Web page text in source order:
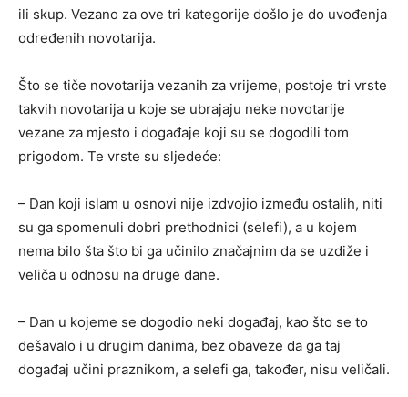
ili skup. Vezano za ove tri kategorije došlo je do uvođenja
određenih novotarija.
Što se tiče novotarija vezanih za vrijeme, postoje tri vrste
takvih novotarija u koje se ubrajaju neke novotarije
vezane za mjesto i događaje koji su se dogodili tom
prigodom. Te vrste su sljedeće:
– Dan koji islam u osnovi nije izdvojio između ostalih, niti
su ga spomenuli dobri prethodnici (selefi), a u kojem
nema bilo šta što bi ga učinilo značajnim da se uzdiže i
veliča u odnosu na druge dane.
– Dan u kojeme se dogodio neki događaj, kao što se to
dešavalo i u drugim danima, bez obaveze da ga taj
događaj učini praznikom, a selefi ga, također, nisu veličali.